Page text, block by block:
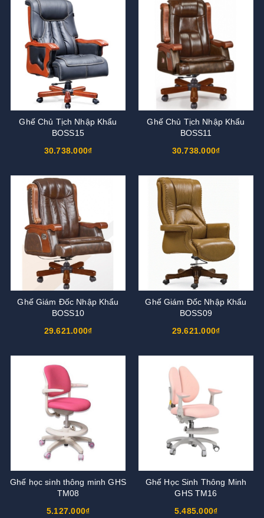
Ghế Chủ Tịch Nhập Khẩu
BOSS15
30.738.000₫
Ghế Chủ Tịch Nhập Khẩu
BOSS11
30.738.000₫
Ghế Giám Đốc Nhập Khẩu
BOSS10
29.621.000₫
Ghế Giám Đốc Nhập Khẩu
BOSS09
29.621.000₫
Ghế học sinh thông minh GHS
TM08
5.127.000₫
Ghế Học Sinh Thông Minh
GHS TM16
5.485.000₫